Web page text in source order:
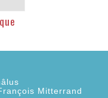
Mitterrand